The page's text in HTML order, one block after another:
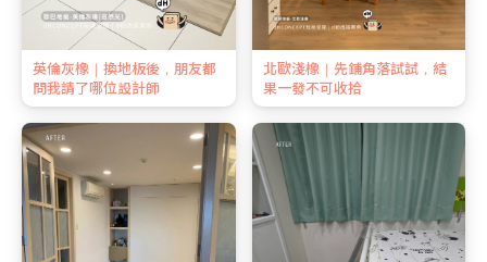
英倫灰橡｜換地板後，朋友都
問我請了哪位設計師
北歐淺橡｜先鋪角落試試，結
果一發不可收拾